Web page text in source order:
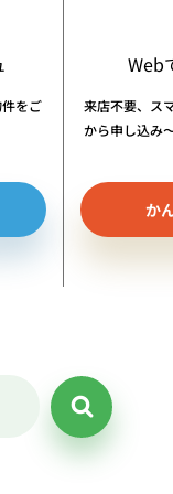
をご
Web
来店不要、ス
から申し込み
か